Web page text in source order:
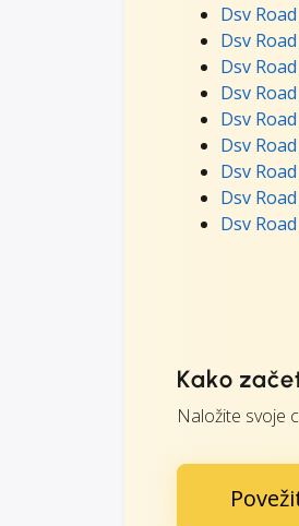
Dsv
Dsv
Dsv
Dsv
Dsv
Dsv
Dsv
Dsv
Dsv
Kako
Naložite svoje